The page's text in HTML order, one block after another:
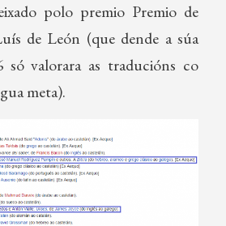
polo premio Premio de
de León (que dende a súa
só valorara as traducións co
meta).